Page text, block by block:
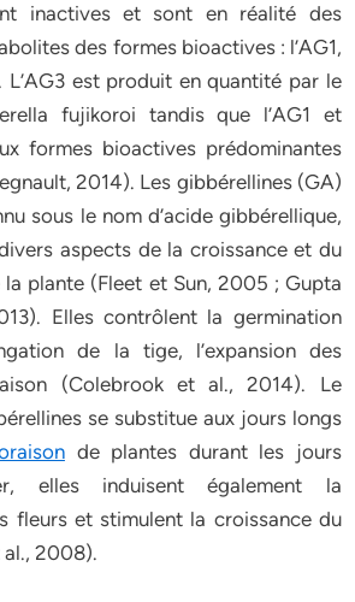
inactives et sont en réalité des
des formes bioactives : l’AG1,
est produit en quantité par le
fujikoroi tandis que l’AG1 et
formes bioactives prédominantes
2014). Les gibbérellines (GA)
sous le nom d’acide gibbérellique,
aspects de la croissance et du
plante (Fleet et Sun, 2005 ; Gupta
Elles contrôlent la germination
de la tige, l’expansion des
(Colebrook et al., 2014). Le
se substitue aux jours longs
de plantes durant les jours
elles induisent également la
fleurs et stimulent la croissance du
2008).